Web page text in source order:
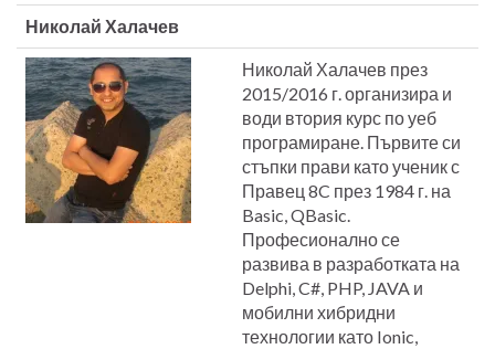
Николай Халачев
Николай Халачев през
2015/2016 г. организира и
води втория курс по уеб
програмиране. Първите си
стъпки прави като ученик с
Правец 8C през 1984 г. на
Basic, QBasic.
Професионално се
развива в разработката на
Delphi, C#, PHP, JAVA и
мобилни хибридни
технологии като Ionic,